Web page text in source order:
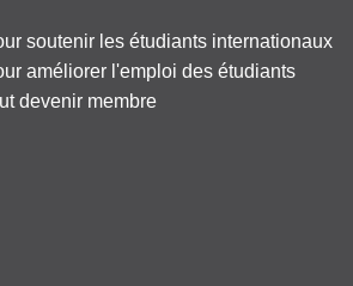
soutenir les étudiants internationaux
améliorer l'emploi des étudiants
devenir membre